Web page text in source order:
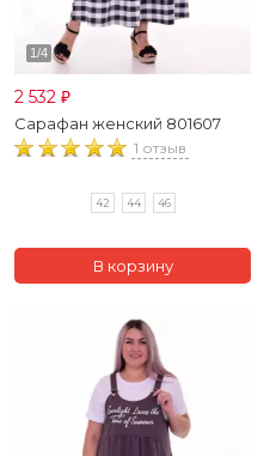
2 532 ₽
Сарафан женский 801607
1 отзыв
42 44 46